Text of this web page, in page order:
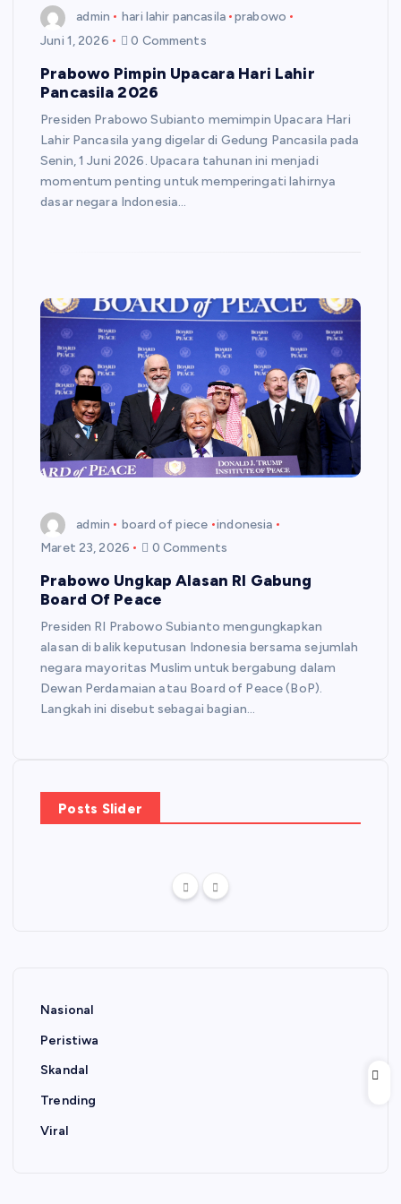
admin hari lahir pancasila prabowo
Juni 1, 2026
0 Comments
Prabowo Pimpin Upacara Hari Lahir
Pancasila 2026
Presiden Prabowo Subianto memimpin Upacara Hari
Lahir Pancasila yang digelar di Gedung Pancasila pada
Senin, 1 Juni 2026. Upacara tahunan ini menjadi
momentum penting untuk memperingati lahirnya
dasar negara Indonesia…
admin board of piece indonesia
Maret 23, 2026
0 Comments
Prabowo Ungkap Alasan RI Gabung
Board Of Peace
Presiden RI Prabowo Subianto mengungkapkan
alasan di balik keputusan Indonesia bersama sejumlah
negara mayoritas Muslim untuk bergabung dalam
Dewan Perdamaian atau Board of Peace (BoP).
Langkah ini disebut sebagai bagian…
Posts Slider
Nasional
Peristiwa
Skandal
Trending
Viral